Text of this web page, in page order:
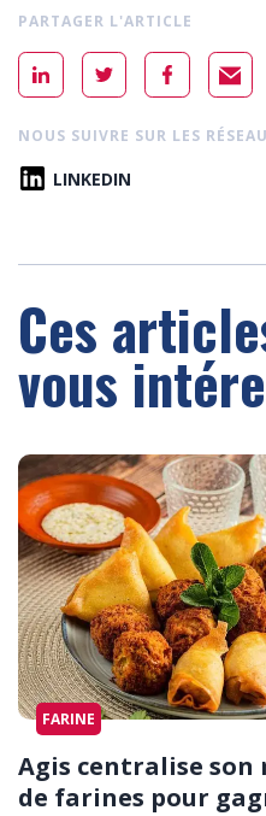
PARTAGER L'ARTICLE
NOUS SUIVRE SUR LES
LINKEDIN
Ces
vous
FARINE
Agis centralise
de farines pour